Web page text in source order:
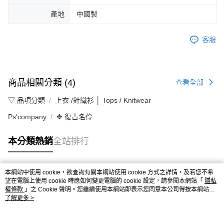
產地 中國製
客服
商品相關分類 (4) 查看全部
▽ 品項分類 上衣 /針織衫 │ Tops / Knitwear
Ps'company ✥ 復古名伶
本分類熱銷全站排行
熱門標籤
本網站中使用 cookie，欲查詢有關本網站使用 cookie 方式之詳情，及若您不希
望在電腦上使用 cookie 時應如何變更電腦的 cookie 設定，請參閱本網站「 隱私
權條款 」之 Cookie 聲明。您繼續使用本網站即表示您同意本公司得按本網站使
用條款之 Cookie 聲明使用 cookie。
了解更多 >